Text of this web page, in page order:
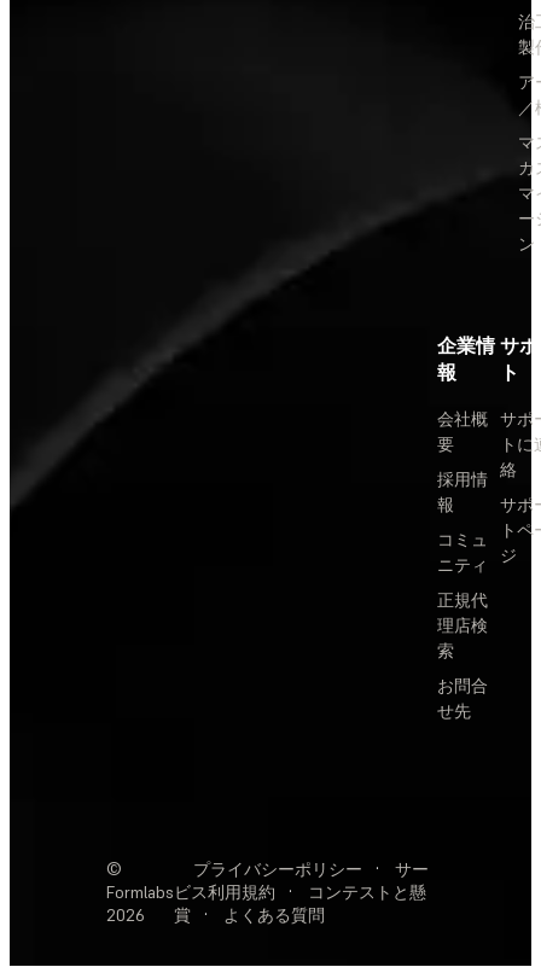
治
製
ア
／
マ
カ
マ
ー
ン
企業情
報
会社概
要
採用情
報
コミュ
ニティ
正規代
理店検
索
お問合
せ先
サ
ト
サポ
トに
絡
サポ
トペ
ジ
©
Formlabs
2026
プライバシーポリシー ·
サー
ビス利用規約
·
コンテストと懸
賞
· よくある質問